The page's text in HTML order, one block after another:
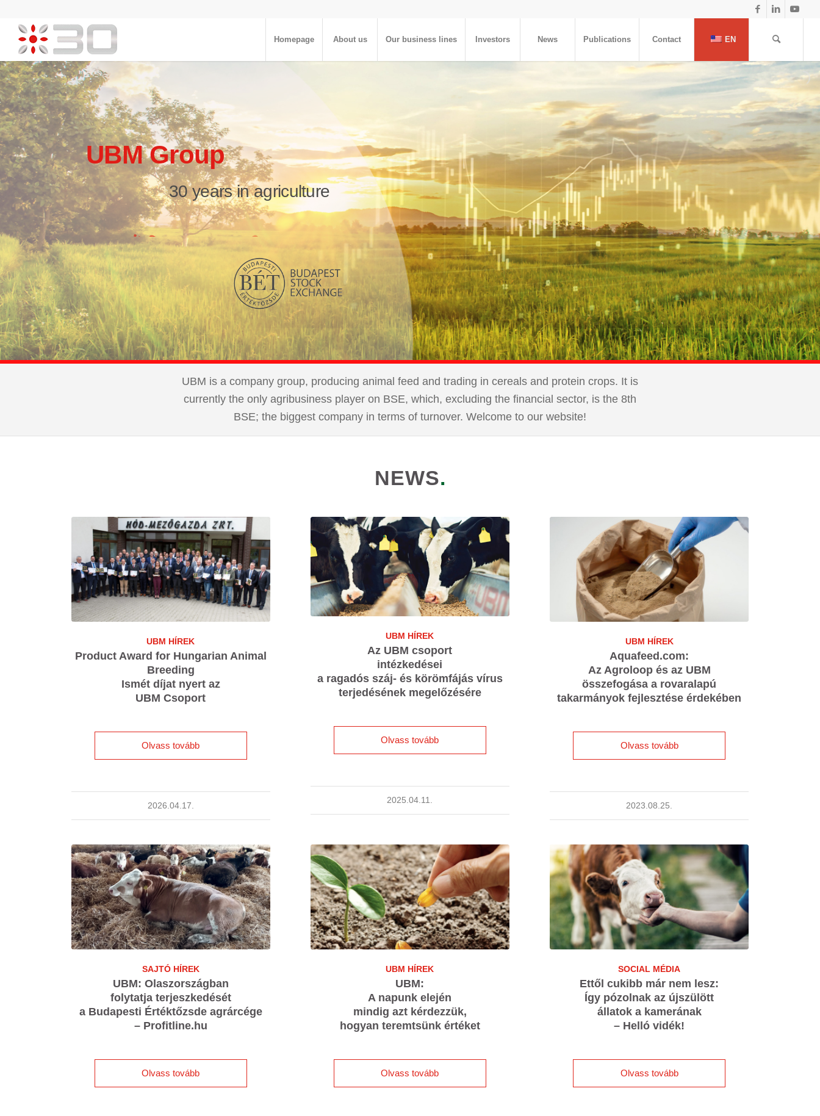
Homepage About us Our business lines Investors News Publications Contact EN
UBM Group
30 years in agriculture
...sustainable
growth
UBM is a company group, producing animal feed and trading in cereals and protein crops. It is
currently the only agribusiness player on BSE, which, excluding the financial sector, is the 8th
BSE; the biggest company in terms of turnover. Welcome to our website!
NEWS.
UBM HÍREK
Product Award for Hungarian Animal
Breeding
Ismét díjat nyert az
UBM Csoport
Olvass tovább
2026.04.17.
UBM HÍREK
Az UBM csoport
intézkedései
a ragadós száj- és körömfájás vírus
terjedésének megelőzésére
Olvass tovább
2025.04.11.
UBM HÍREK
Aquafeed.com:
Az Agroloop és az UBM
összefogása a rovaralapú
takarmányok fejlesztése érdekében
Olvass tovább
2023.08.25.
SAJTÓ HÍREK
UBM: Olaszországban
folytatja terjeszkedését
a Budapesti Értéktőzsde agrárcége
– Profitline.hu
Olvass tovább
UBM HÍREK
UBM:
A napunk elején
mindig azt kérdezzük,
hogyan teremtsünk értéket
Olvass tovább
SOCIAL MÉDIA
Ettől cukibb már nem lesz:
Így pózolnak az újszülött
állatok a kamerának
– Helló vidék!
Olvass tovább